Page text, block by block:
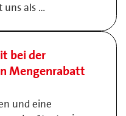
uns als …
bei der
Mengenrabatt
und eine